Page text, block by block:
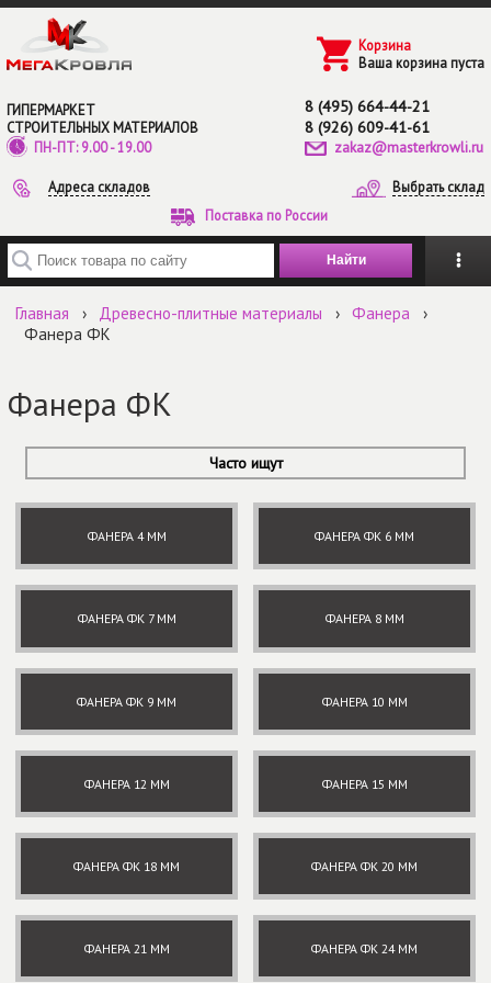
Перейти к основному содержанию
ГИПЕРМАРКЕТ
СТРОИТЕЛЬНЫХ МАТЕРИАЛОВ
ПН-ПТ: 9.00 - 19.00
8 (495) 664-44-21
8 (926) 609-41-61
zakaz@masterkrowli.ru
Адреса складов
Выбрать склад
Поставка по России
Корзина
Ваша корзина пуста
Введите ключевые слова для поиска
Главная › Древесно-плитные материалы › Фанера
›
Фанера ФК
Фанера ФК
Часто ищут
ФАНЕРА 4 ММ ФАНЕРА ФК 6 ММ
ФАНЕРА ФК 7 ММ ФАНЕРА 8 ММ
ФАНЕРА ФК 9 ММ ФАНЕРА 10 ММ
ФАНЕРА 12 ММ ФАНЕРА 15 ММ
ФАНЕРА ФК 18 ММ ФАНЕРА ФК 20 ММ
ФАНЕРА 21 ММ ФАНЕРА ФК 24 ММ